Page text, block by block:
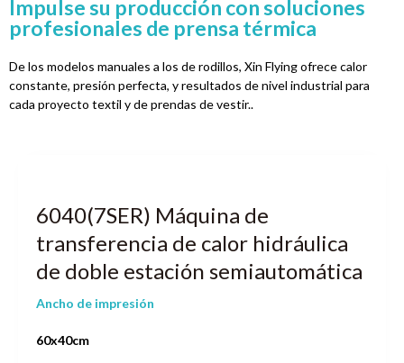
Impulse su producción con soluciones
profesionales de prensa térmica
De los modelos manuales a los de rodillos, Xin Flying ofrece calor
constante, presión perfecta, y resultados de nivel industrial para
cada proyecto textil y de prendas de vestir..
6040(7SER) Máquina de
transferencia de calor hidráulica
de doble estación semiautomática
Ancho de impresión
60x40cm